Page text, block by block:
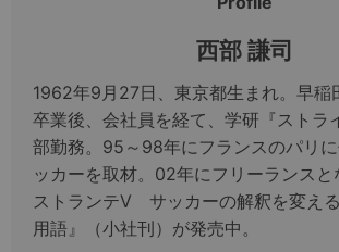
西部 謙司
1962年9月27日、東京都生まれ。早稲
卒業後、会社員を経て、学研『ストラ
部勤務。95～98年にフランスのパリ
ッカーを取材。02年にフリーランスと
ストランテV サッカーの解釈を変え
用語』（小社刊）が発売中。